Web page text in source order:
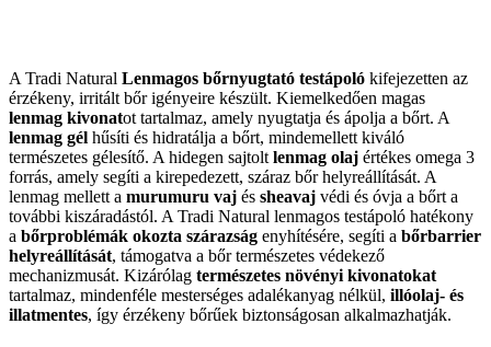
A Tradi Natural Lenmagos bőrnyugtató testápoló kifejezetten az
érzékeny, irritált bőr igényeire készült. Kiemelkedően magas
lenmag kivonatot tartalmaz, amely nyugtatja és ápolja a bőrt. A
lenmag gél hűsíti és hidratálja a bőrt, mindemellett kiváló
természetes gélesítő. A hidegen sajtolt lenmag olaj értékes omega 3
forrás, amely segíti a kirepedezett, száraz bőr helyreállítását. A
lenmag mellett a murumuru vaj és sheavaj védi és óvja a bőrt a
további kiszáradástól. A Tradi Natural lenmagos testápoló hatékony
a bőrproblémák okozta szárazság enyhítésére, segíti a bőrbarrier
helyreállítását, támogatva a bőr természetes védekező
mechanizmusát. Kizárólag természetes növényi kivonatokat
tartalmaz, mindenféle mesterséges adalékanyag nélkül, illóolaj- és
illatmentes, így érzékeny bőrűek biztonságosan alkalmazhatják.